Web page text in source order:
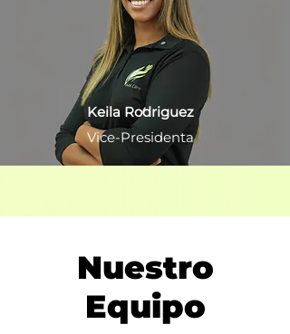
Keila Rodriguez
Vice-Presidenta
Nuestro
Equipo